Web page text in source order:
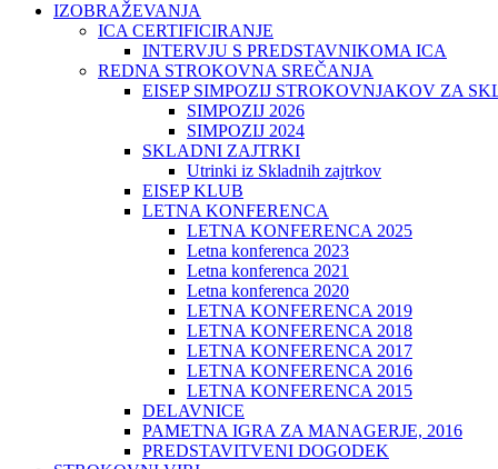
IZOBRAŽEVANJA
ICA CERTIFICIRANJE
INTERVJU S PREDSTAVNIKOMA ICA
REDNA STROKOVNA SREČANJA
EISEP SIMPOZIJ STROKOVNJAKOV ZA
SIMPOZIJ 2026
SIMPOZIJ 2024
SKLADNI ZAJTRKI
Utrinki iz Skladnih zajtrkov
EISEP KLUB
LETNA KONFERENCA
LETNA KONFERENCA 2025
Letna konferenca 2023
Letna konferenca 2021
Letna konferenca 2020
LETNA KONFERENCA 2019
LETNA KONFERENCA 2018
LETNA KONFERENCA 2017
LETNA KONFERENCA 2016
LETNA KONFERENCA 2015
DELAVNICE
PAMETNA IGRA ZA MANAGERJE, 2016
PREDSTAVITVENI DOGODEK